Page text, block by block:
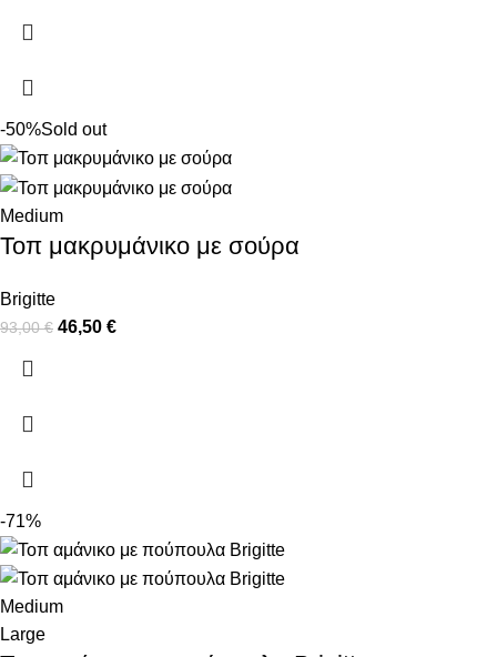
-50%Sold out
Medium
Τοπ μακρυμάνικο με σούρα
Brigitte
93,00€ 46,50 €
-71%
Medium
Large